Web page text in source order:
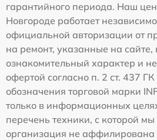
гарантийного периода. Наш
Новгороде работает
официальной авторизации от
на ремонт, указанные на сайте,
ознакомительный характер и
офертой согласно п. 2 ст. 437
обозначения торговой марки
только в информационных
перечень техники, с которой
организация не аффилирована